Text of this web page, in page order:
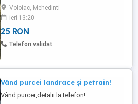
110 x 70 x 50 cm Greutate: aproximativ 50
kg balot Furaj de bună calitate, bine uscat
și depozitat corespunzător. Pentru mai
multe detalii: fer și rog seriozitate!
Voloiac, Mehedinti
ieri 13:20
25 RON
Telefon validat
Vând purcei landrace și petrain!
Vând purcei,detalii la telefon!